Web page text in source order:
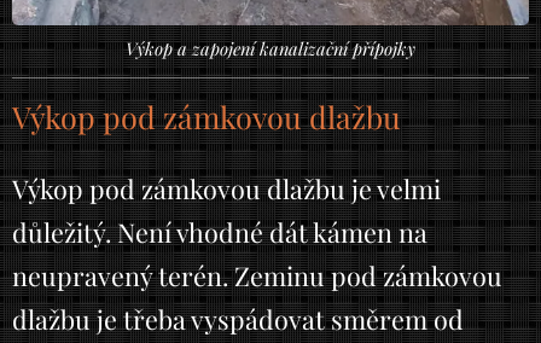
Výkop a zapojení kanalizační přípojky
Výkop pod zámkovou dlažbu
Výkop pod zámkovou dlažbu je velmi
důležitý. Není vhodné dát kámen na
neupravený terén. Zeminu pod zámkovou
dlažbu je třeba vyspádovat směrem od